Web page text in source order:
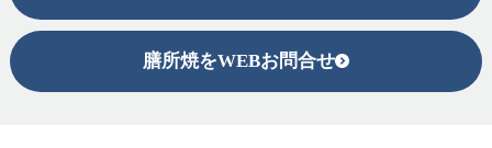
膳所焼をWEBお問合せ